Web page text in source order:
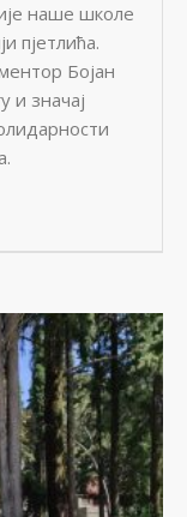
наше школе
пјетлића.
Бојан
и значај